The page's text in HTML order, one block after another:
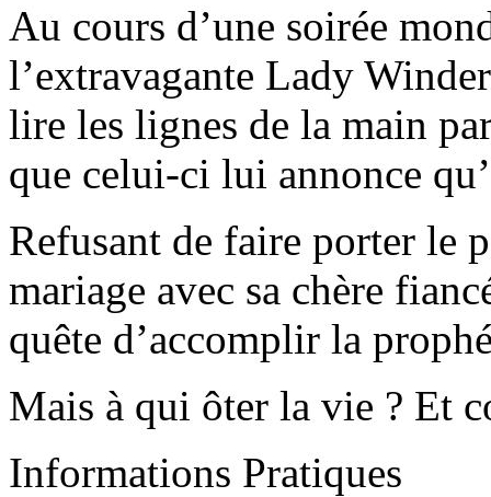
Au cours d’une soirée
l’extravagante Lady
lire les lignes de la main
que celui-ci lui annonce
Refusant de faire porter le
mariage avec sa chère
quête d’accomplir la
Mais à qui ôter la vie ? Et
Informations Pratiques